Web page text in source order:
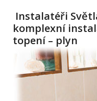
Instalatéři
komplexní
topení – plyn